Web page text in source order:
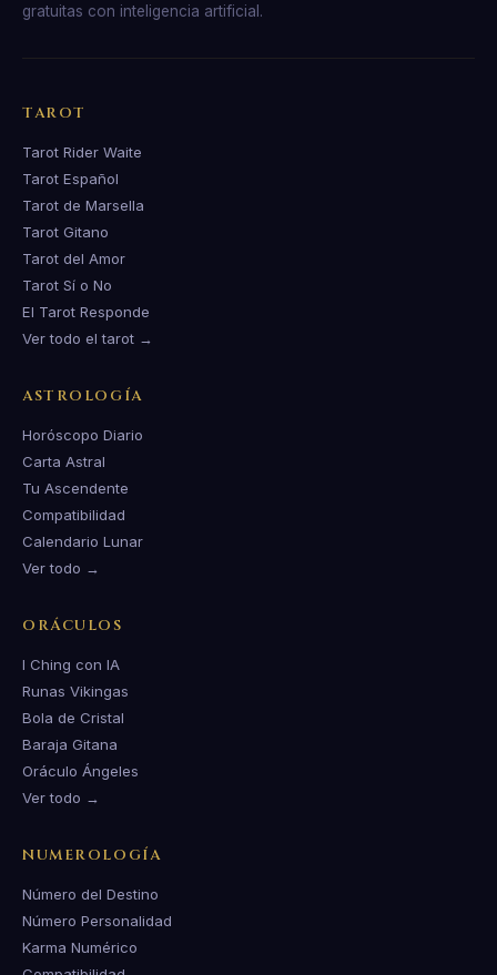
gratuitas con inteligencia artificial.
TAROT
Tarot Rider Waite
Tarot Español
Tarot de Marsella
Tarot Gitano
Tarot del Amor
Tarot Sí o No
El Tarot Responde
Ver todo el tarot →
ASTROLOGÍA
Horóscopo Diario
Carta Astral
Tu Ascendente
Compatibilidad
Calendario Lunar
Ver todo →
ORÁCULOS
I Ching con IA
Runas Vikingas
Bola de Cristal
Baraja Gitana
Oráculo Ángeles
Ver todo →
NUMEROLOGÍA
Número del Destino
Número Personalidad
Karma Numérico